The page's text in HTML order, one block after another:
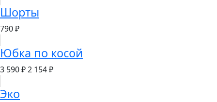
Шорты
790 ₽
Юбка по косой
3 590 ₽2 154 ₽
Эко